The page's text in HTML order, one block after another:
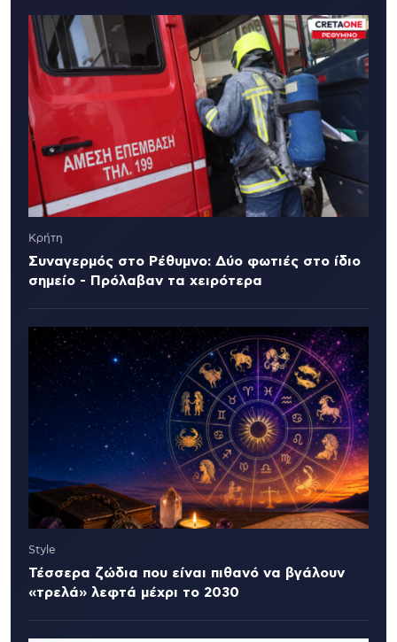
Κρήτη
Συναγερμός στο Ρέθυμνο: Δύο φωτιές στο ίδιο
σημείο - Πρόλαβαν τα χειρότερα
Style
Τέσσερα ζώδια που είναι πιθανό να βγάλουν
«τρελά» λεφτά μέχρι το 2030